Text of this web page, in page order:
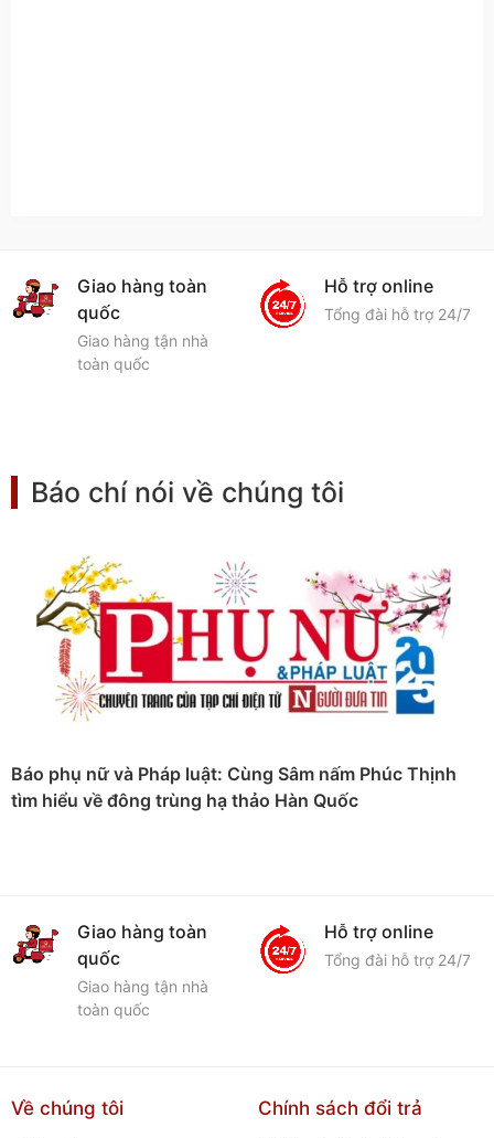
Giao hàng toàn
quốc
Giao hàng tận nhà
toàn quốc
Hỗ trợ online
Tổng đài hỗ trợ 24/7
Báo chí nói về chúng tôi
Báo phụ nữ và Pháp luật: Cùng Sâm nấm Phúc Thịnh
tìm hiểu về đông trùng hạ thảo Hàn Quốc
Giao hàng toàn
quốc
Giao hàng tận nhà
toàn quốc
Hỗ trợ online
Tổng đài hỗ trợ 24/7
Về chúng tôi Chính sách đổi trả